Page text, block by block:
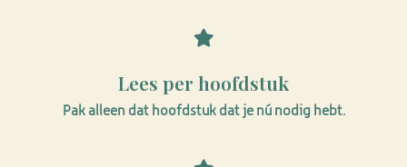
Lees per hoofdstuk
Pak alleen dat hoofdstuk dat je nú nodig hebt.